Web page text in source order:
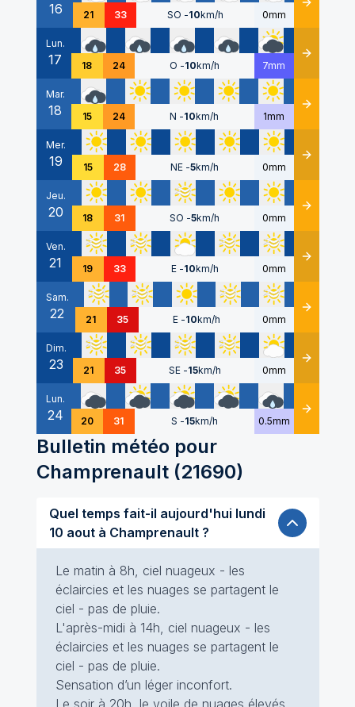
16 21 33 SO -10km/h 0mm Détails
Lun.
17 18 24 O -10km/h 7mm Détails
Mar.
18 15 24 N -10km/h 1mm Détails
Mer.
19 15 28 NE -5km/h 0mm Détails
Jeu.
20 18 31 SO -5km/h 0mm Détails
Ven.
21 19 33 E -10km/h 0mm Détails
Sam.
22 21 35 E -10km/h 0mm Détails
Dim.
23 21 35 SE -15km/h 0mm Détails
Lun.
24 20 31 S -15km/h 0.5mm Détails
Bulletin météo pour
Champrenault(21690)
Quel temps fait-il aujourd'hui lundi
10 aout à Champrenault ?
Le matin à 8h, ciel nuageux - les
éclaircies et les nuages se partagent le
ciel - pas de pluie.
L'après-midi à 14h, ciel nuageux - les
éclaircies et les nuages se partagent le
ciel - pas de pluie.
Sensation d’un léger inconfort.
Le soir à 20h, le voile de nuages élevés